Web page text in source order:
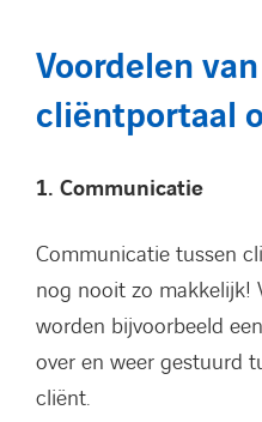
Voordelen
cliëntportaal
1. Communicatie
Communicatie tussen
nog nooit zo makkelijk!
worden bijvoorbeeld
over en weer gestuurd
cliënt.